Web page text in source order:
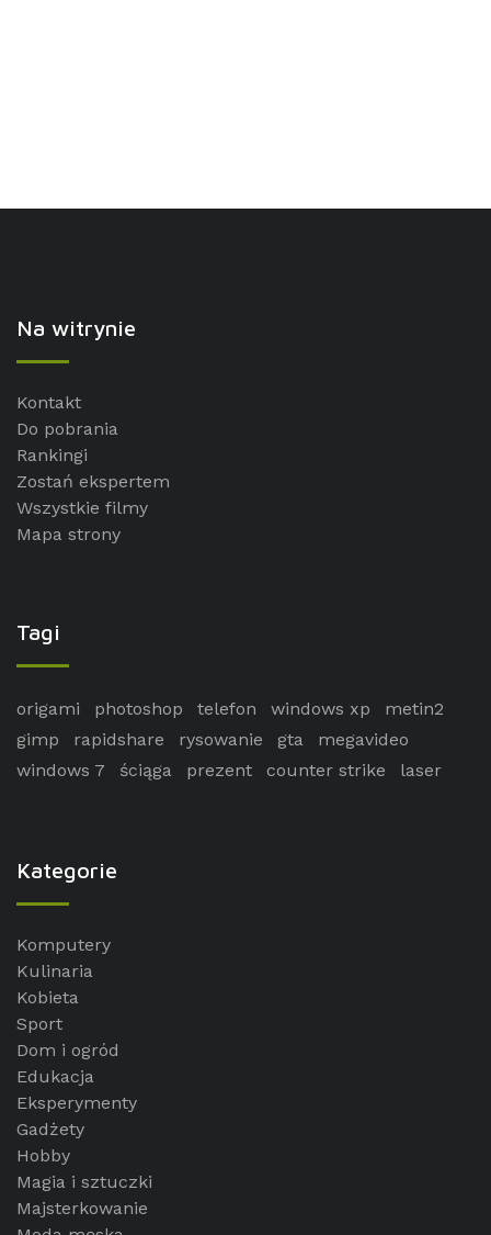
Na witrynie
Kontakt
Do pobrania
Rankingi
Zostań ekspertem
Wszystkie filmy
Mapa strony
Tagi
origami photoshop telefon windows xp
metin2
gimp
rapidshare rysowanie gta
megavideo
windows 7
ściąga prezent counter strike laser
Kategorie
Komputery
Kulinaria
Kobieta
Sport
Dom i ogród
Edukacja
Eksperymenty
Gadżety
Hobby
Magia i sztuczki
Majsterkowanie